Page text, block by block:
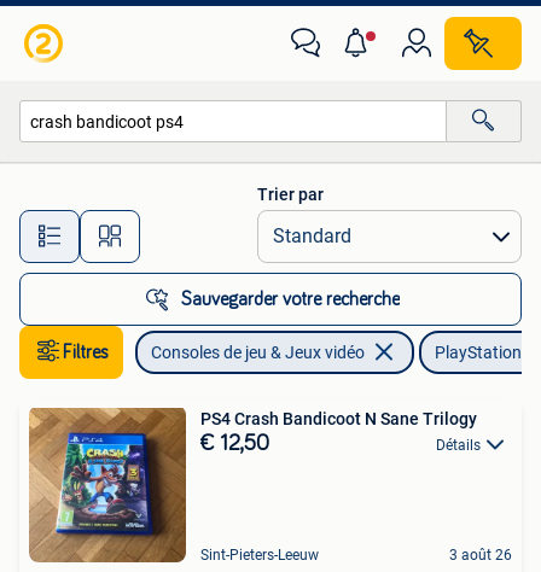
Toutes les distances…
Trier par
Sauvegarder votre recherche
Filtres Consoles de jeu & Jeux vidéo PlayStation 4
PS4 Crash Bandicoot N Sane Trilogy
€ 12,50 Détails
Sint-Pieters-Leeuw 3 août 26